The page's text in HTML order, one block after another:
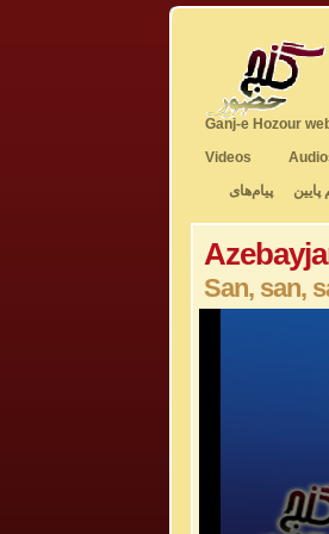
Ganj-e Hozour
Videos
پیام‌های
San, san,